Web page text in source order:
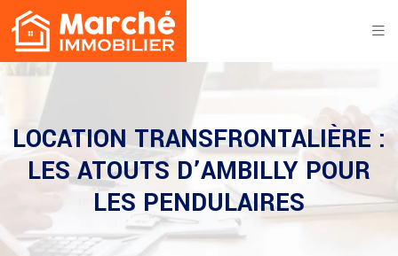
LOCATION TRANSFRONTALIÈRE :
LES ATOUTS D’AMBILLY POUR
LES PENDULAIRES